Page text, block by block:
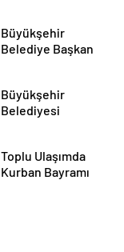
Büyükşehir
Belediye Başkan
Marşın
Bestecilerini
Büyükşehir
Belediyesi
“Aşure Bereket
Demektir”
Toplu Ulaşımda
Kurban Bayramı